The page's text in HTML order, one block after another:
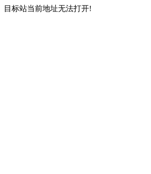
目标站当前地址无法打开!